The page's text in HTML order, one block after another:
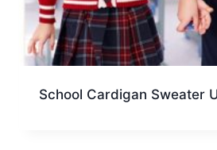
School Cardigan Sweater